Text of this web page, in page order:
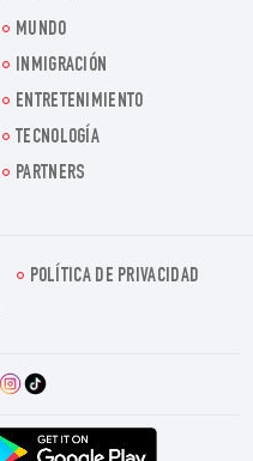
MUNDO
INMIGRACIÓN
ENTRETENIMIENTO
TECNOLOGÍA
PARTNERS
POLÍTICA DE PRIVACIDAD